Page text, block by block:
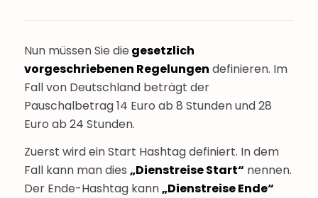
Nun müssen Sie die gesetzlich
vorgeschriebenen Regelungen definieren. Im
Fall von Deutschland beträgt der
Pauschalbetrag 14 Euro ab 8 Stunden und 28
Euro ab 24 Stunden.
Zuerst wird ein Start Hashtag definiert. In dem
Fall kann man dies „Dienstreise Start“ nennen.
Der Ende-Hashtag kann„Dienstreise Ende“